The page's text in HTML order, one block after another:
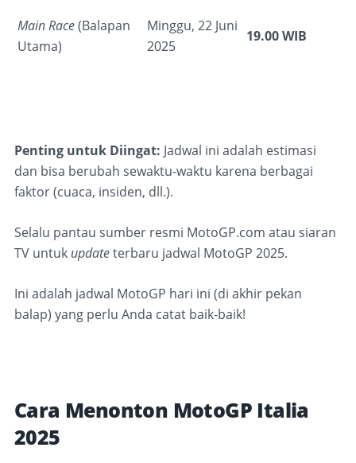
Main Race(Balapan
Utama)
Minggu, 22 Juni
2025
19.00 WIB
Penting untuk Diingat: Jadwal ini adalah estimasi
dan bisa berubah sewaktu-waktu karena berbagai
faktor (cuaca, insiden, dll.).
Selalu pantau sumber resmi MotoGP.com atau siaran
TV untuk updateterbaru jadwal MotoGP 2025.
Ini adalah jadwal MotoGP hari ini (di akhir pekan
balap) yang perlu Anda catat baik-baik!
Cara Menonton MotoGP Italia
2025